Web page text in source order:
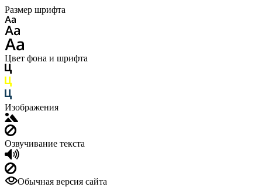
Размер шрифта
Цвет фона и шрифта
Изображения
Озвучивание текста
Обычная версия сайта